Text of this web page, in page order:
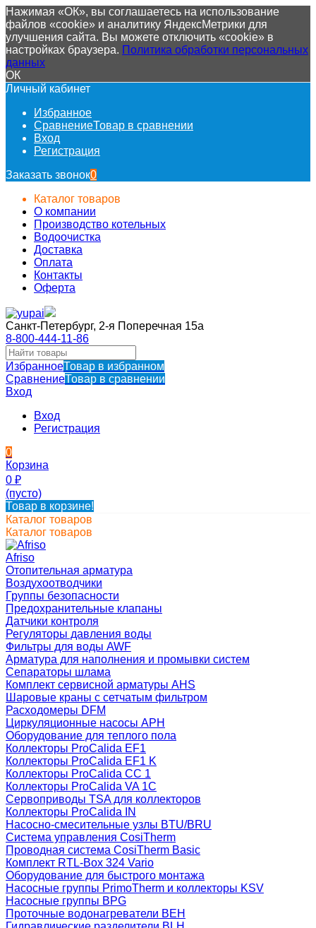
Нажимая «ОК», вы соглашаетесь на использование
файлов «cookie» и аналитику ЯндексМетрики для
улучшения сайта. Вы можете отключить «cookie» в
настройках браузера. Политика обработки персональных
данных
ОК
Личный кабинет
Избранное
СравнениеТовар в сравнении
Вход
Регистрация
Заказать звонок0
Каталог товаров
О компании
Производство котельных
Водоочистка
Доставка
Оплата
Контакты
Оферта
Санкт-Петербург, 2-я Поперечная 15а
8-800-444-11-86
ИзбранноеТовар в избранном
СравнениеТовар в сравнении
Вход
Вход
Регистрация
0
Корзина
0 ₽
(пусто)
Товар в корзине!
Каталог товаров
Каталог товаров
Afriso
Отопительная арматура
Воздухоотводчики
Группы безопасности
Предохранительные клапаны
Датчики контроля
Регуляторы давления воды
Фильтры для воды AWF
Арматура для наполнения и промывки систем
Сепараторы шлама
Комплект сервисной арматуры AHS
Шаровые краны с сетчатым фильтром
Расходомеры DFM
Циркуляционные насосы APH
Оборудование для теплого пола
Коллекторы ProCalida EF1
Коллекторы ProCalida EF1 K
Коллекторы ProCalida CC 1
Коллекторы ProCalida VA 1C
Сервоприводы TSA для коллекторов
Коллекторы ProCalida IN
Насосно-смесительные узлы BTU/BRU
Система управления CosiTherm
Проводная система CosiTherm Basic
Комплект RTL‑Box 324 Vario
Оборудование для быстрого монтажа
Насосные группы PrimoTherm и коллекторы KSV
Насосные группы BPG
Проточные водонагреватели BEH